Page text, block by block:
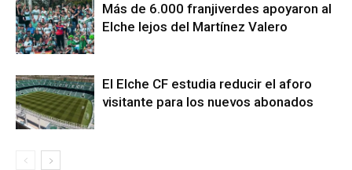
Más de 6.000 franjiverdes apoyaron al
Elche lejos del Martínez Valero
El Elche CF estudia reducir el aforo
visitante para los nuevos abonados